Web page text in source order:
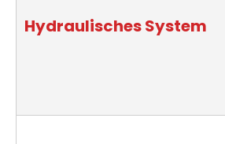
Hydraulisches System